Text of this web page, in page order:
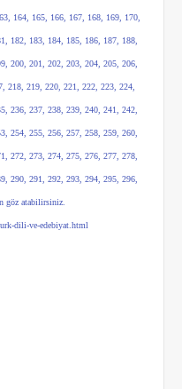
164, 165, 166, 167, 168, 169, 170,
182, 183, 184, 185, 186, 187, 188,
200, 201, 202, 203, 204, 205, 206,
218, 219, 220, 221, 222, 223, 224,
236, 237, 238, 239, 240, 241, 242,
254, 255, 256, 257, 258, 259, 260,
272, 273, 274, 275, 276, 277, 278,
290, 291, 292, 293, 294, 295, 296,
göz atabilirsiniz.
dili-ve-edebiyat.html